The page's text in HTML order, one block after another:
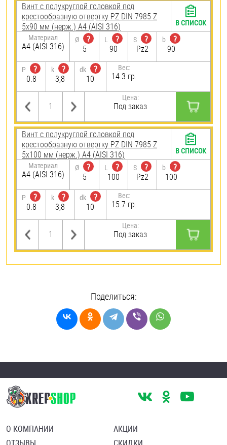
Винт с полукруглой головкой под
крестообразную отвертку PZ DIN 7985 Z
5х90 мм (нерж.) A4 (AISI 316)
Материал
A4 (AISI 316)
Ø
?
5
L
?
90
S
?
Pz2
b
?
90
P
?
0.8
k
?
3,8
dk
?
10
Вес:
14.3 гр.
Цена:
Под заказ
В СПИСОК
Винт с полукруглой головкой под
крестообразную отвертку PZ DIN 7985 Z
5х100 мм (нерж.) A4 (AISI 316)
Материал
A4 (AISI 316)
Ø
?
5
L
?
100
S
?
Pz2
b
?
100
P
?
0.8
k
?
3,8
dk
?
10
Вес:
15.7 гр.
Цена:
Под заказ
В СПИСОК
Поделиться:
О КОМПАНИИ
АКЦИИ